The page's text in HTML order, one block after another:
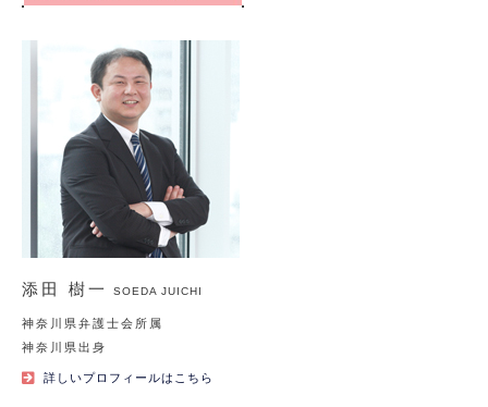
添田 樹一 SOEDA JUICHI
神奈川県弁護士会所属
神奈川県出身
詳しいプロフィールはこちら